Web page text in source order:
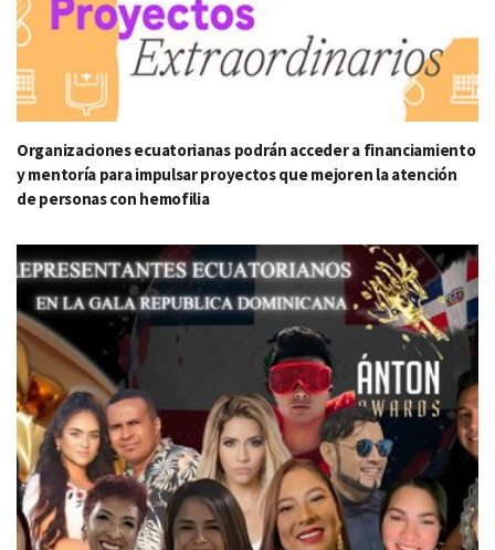
Organizaciones ecuatorianas podrán acceder a financiamiento
y mentoría para impulsar proyectos que mejoren la atención
de personas con hemofilia